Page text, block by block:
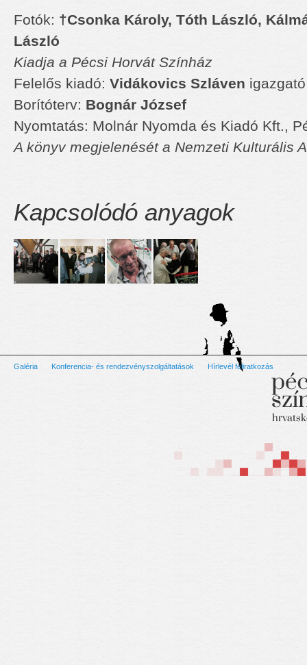
Fotók: †Csonka Károly, Tóth László,
László
Kiadja a Pécsi Horvát Színház
Felelős kiadó: Vidákovics Szláven igazgató
Borítóterv: Bognár József
Nyomtatás: Molnár Nyomda és Kiadó Kft.,
A könyv megjelenését a Nemzeti Kulturális
Kapcsolódó anyagok
Galéria Konferencia- és rendezvényszolgáltatások Hírlevél feliratkozás